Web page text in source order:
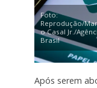
Foto:
Reprodução/
o Casal Jr./
Brasil
Após serem